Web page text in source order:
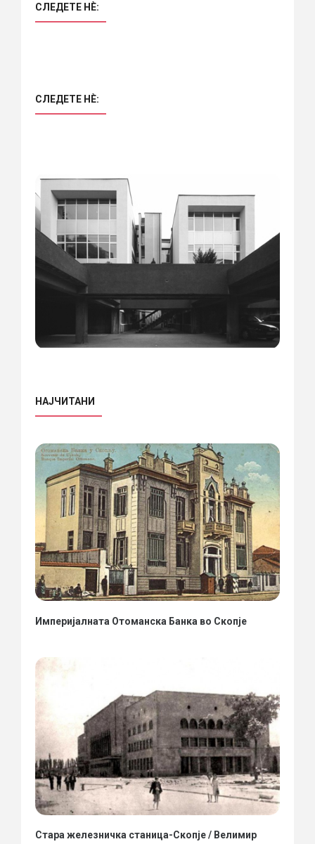
СЛЕДЕТЕ НÈ:
СЛЕДЕТЕ НÈ:
НАЈЧИТАНИ
Империјалната Отоманска Банка во Скопје
Стара железничка станица-Скопје / Велимир